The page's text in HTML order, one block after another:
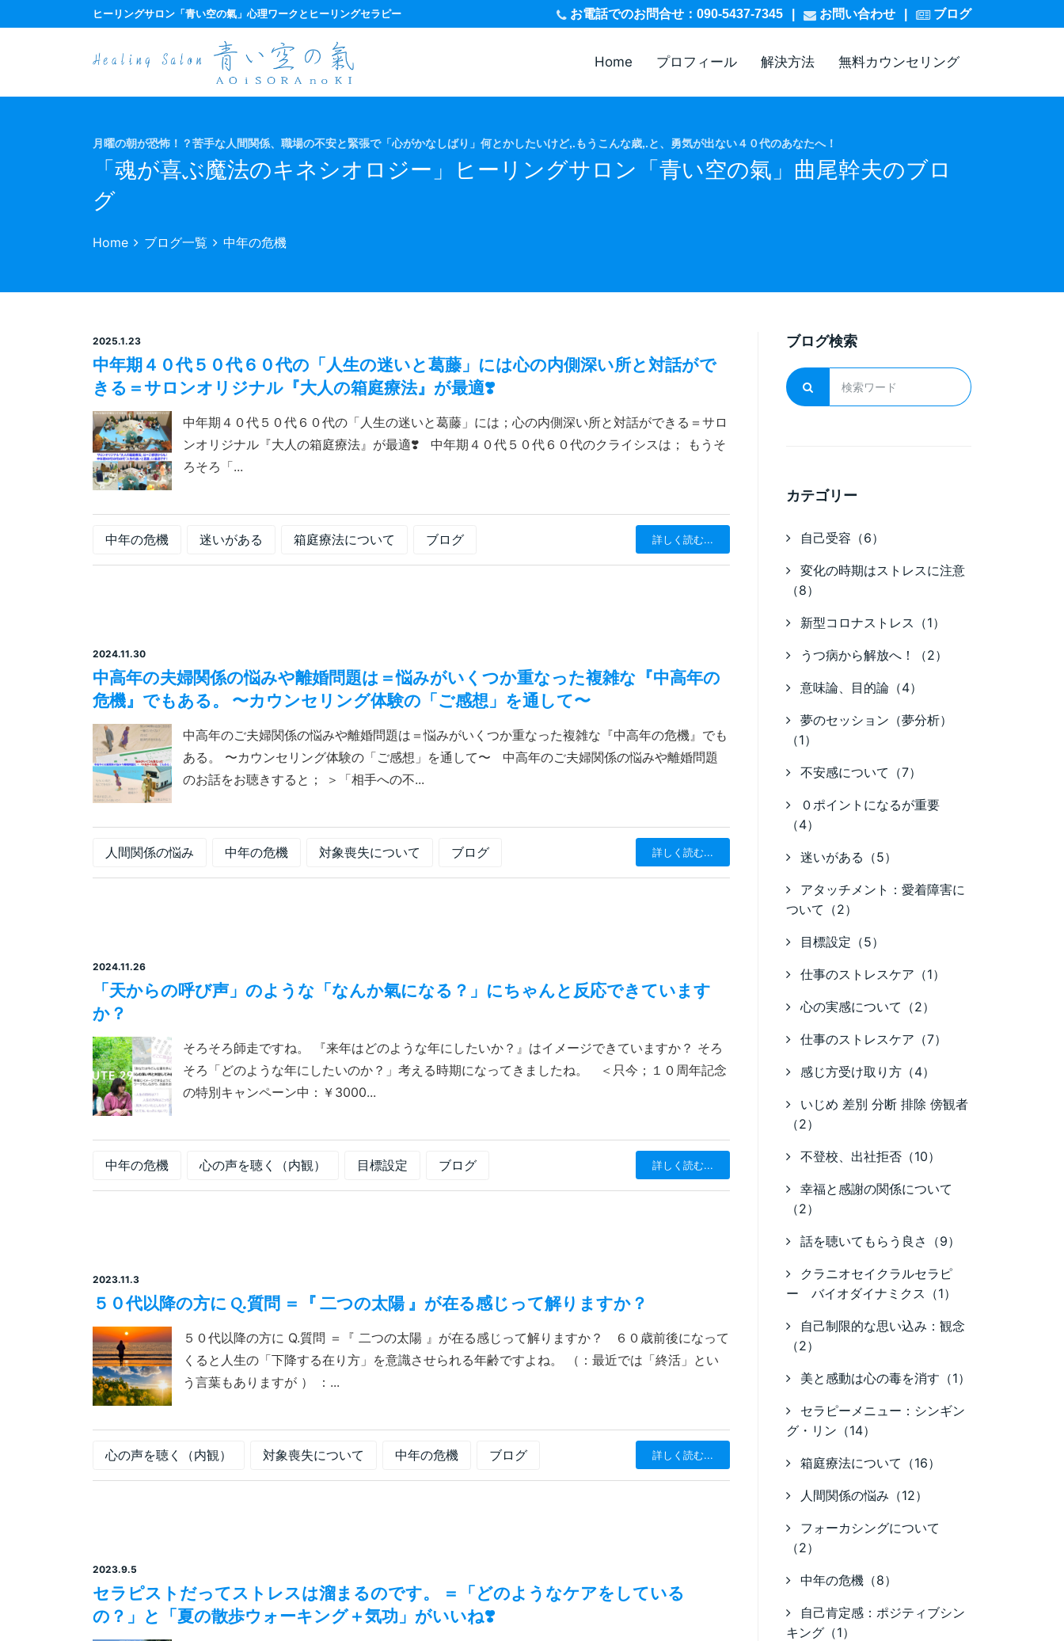
ヒーリングサロン 「青い空の氣」心理ワークとヒーリングセラピー お電話でのお問合せ：090-5437-7345 お問い合わせ ブログ
Home プロフィール 解決方法 無料カウンセリング
月曜の朝が恐怖！？苦手な人間関係、職場の不安と緊張で「心がかなしばり」何とかしたいけど,.もうこんな歳,.と、勇気が出ない４０代のあなたへ！
「魂が喜ぶ魔法のキネシオロジー」ヒーリングサロン「青い空の氣」曲尾幹夫のブロ
グ
Home ブログ一覧 中年の危機
2025.1.23
中年期４０代５０代６０代の「人生の迷いと葛藤」には心の内側深い所と対話がで
きる＝サロンオリジナル『大人の箱庭療法』が最適❣️
中年期４０代５０代６０代の「人生の迷いと葛藤」には；心の内側深い所と対話ができる＝サロ
ンオリジナル『大人の箱庭療法』が最適❣️ 中年期４０代５０代６０代のクライシスは； もうそ
ろそろ「...
中年の危機 迷いがある 箱庭療法について ブログ 詳しく読む...
2024.11.30
中高年の夫婦関係の悩みや離婚問題は＝悩みがいくつか重なった複雑な『中高年の
危機』でもある。 〜カウンセリング体験の「ご感想」を通して〜
中高年のご夫婦関係の悩みや離婚問題は＝悩みがいくつか重なった複雑な『中高年の危機』でも
ある。 〜カウンセリング体験の「ご感想」を通して〜 中高年のご夫婦関係の悩みや離婚問題
のお話をお聴きすると； ＞「相手への不...
人間関係の悩み 中年の危機 対象喪失について ブログ 詳しく読む...
2024.11.26
「天からの呼び声」のような「なんか氣になる？」にちゃんと反応できています
か？
そろそろ師走ですね。 『来年はどのような年にしたいか？』はイメージできていますか？ そろ
そろ「どのような年にしたいのか？」考える時期になってきましたね。 ＜只今；１０周年記念
の特別キャンペーン中：￥3000...
中年の危機 心の声を聴く（内観） 目標設定 ブログ 詳しく読む...
2023.11.3
５０代以降の方に Q.質問 ＝『 二つの太陽 』が在る感じって解りますか？
５０代以降の方に Q.質問 ＝『 二つの太陽 』が在る感じって解りますか？ ６０歳前後になって
くると人生の「下降する在り方」を意識させられる年齢ですよね。 （：最近では「終活」とい
う言葉もありますが ） ：...
心の声を聴く（内観） 対象喪失について 中年の危機 ブログ 詳しく読む...
2023.9.5
セラピストだってストレスは溜まるのです。 ＝「どのようなケアをしている
の？」と「夏の散歩ウォーキング＋気功」がいいね❣️
ブログ検索
カテゴリー
自己受容（6）
変化の時期はストレスに注意
（8）
新型コロナストレス（1）
うつ病から解放へ！（2）
意味論、目的論（4）
夢のセッション（夢分析）
（1）
不安感について（7）
０ポイントになるが重要
（4）
迷いがある（5）
アタッチメント：愛着障害に
ついて（2）
目標設定（5）
仕事のストレスケア（1）
心の実感について（2）
仕事のストレスケア（7）
感じ方受け取り方（4）
いじめ 差別 分断 排除 傍観者
（2）
不登校、出社拒否（10）
幸福と感謝の関係について
（2）
話を聴いてもらう良さ（9）
クラニオセイクラルセラピ
ー バイオダイナミクス（1）
自己制限的な思い込み：観念
（2）
美と感動は心の毒を消す（1）
セラピーメニュー：シンギン
グ・リン（14）
箱庭療法について（16）
人間関係の悩み（12）
フォーカシングについて
（2）
中年の危機（8）
自己肯定感：ポジティブシン
キング（1）